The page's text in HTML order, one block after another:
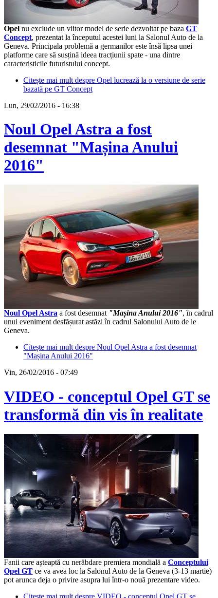
Opel nu exclude un viitor model de serie dezvoltat pe baza GT
Concept, prezentat la începutul acestei luni la Salonul Auto de la
Geneva. Principala problemă a germanilor este însă lipsa unei
platforme care să susțină ideea tracțiunii spate - una dintre
caracteristicile futuristului concept.
Citește mai mult despre Opel lucrează la o versiune de serie
bazată pe GT Concept
Lun, 29/02/2016 - 16:38
Noul Opel Astra a fost
desemnat "Mașina Anului
2016"
Noul Opel Astra a fost desemnat "Mașina Anului 2016", în cadrul
unui eveniment desfășurat astăzi în cadrul Salonului Auto de le
Geneva.
Citește mai mult despre Noul Opel Astra a fost desemnat
"Mașina Anului 2016"
Vin, 26/02/2016 - 07:49
VIDEO - conceptul Opel GT se
transformă din vis în realitate
Fanii care așteaptă cu nerăbdare premiera mondială a Conceptului
Opel GT ce va avea loc la Salonul Auto de la Geneva (3-13 martie)
pot arunca deja o privire asupra lui într-o nouă prezentare video.